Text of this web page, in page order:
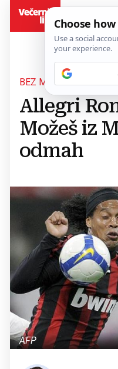
BEZ MILOSTI
Allegri
Možeš iz
odmah
AFP